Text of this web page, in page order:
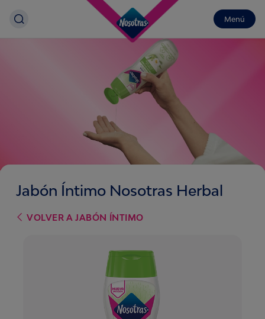
Menú
Jabón Íntimo Nosotras Herbal
VOLVER AJABÓN ÍNTIMO